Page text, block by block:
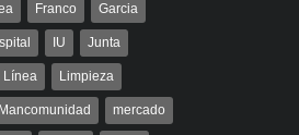
Franco Garcia
IU Junta
Línea Limpieza
Mancomunidad mercado